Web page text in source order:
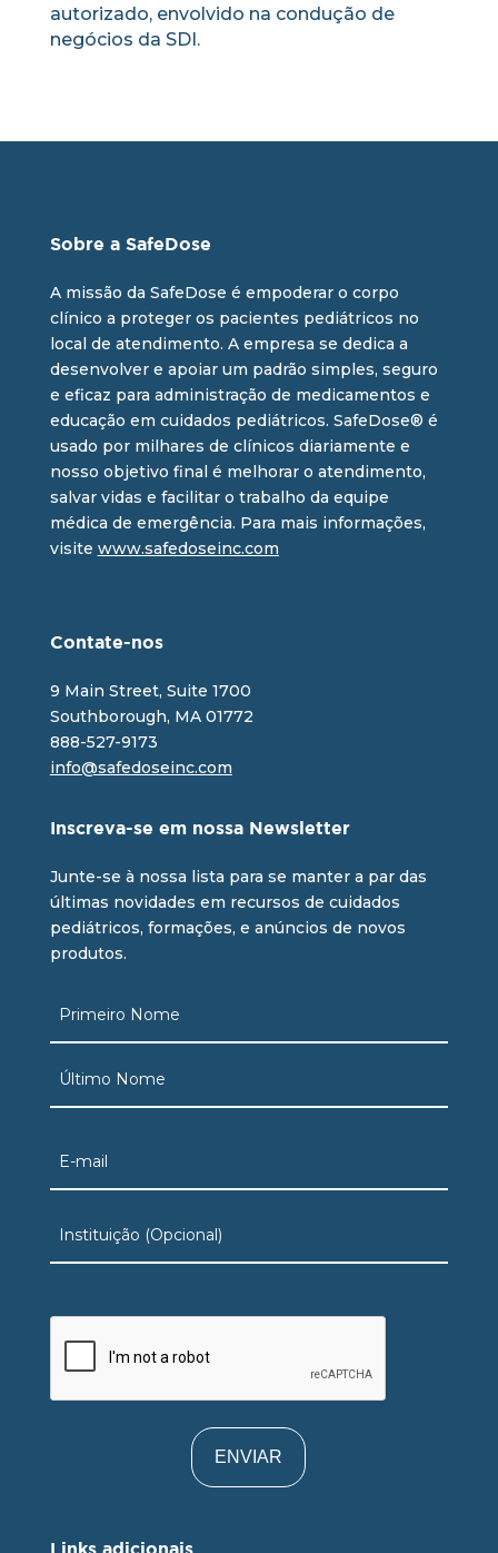
autorizado, envolvido na condução de
negócios da SDI.
Sobre a SafeDose
A missão da SafeDose é empoderar o corpo
clínico a proteger os pacientes pediátricos no
local de atendimento. A empresa se dedica a
desenvolver e apoiar um padrão simples, seguro
e eficaz para administração de medicamentos e
educação em cuidados pediátricos. SafeDose® é
usado por milhares de clínicos diariamente e
nosso objetivo final é melhorar o atendimento,
salvar vidas e facilitar o trabalho da equipe
médica de emergência. Para mais informações,
visite www.safedoseinc.com
Contate-nos
9 Main Street, Suite 1700
Southborough, MA 01772
888-527-9173
info@safedoseinc.com
Inscreva-se em nossa Newsletter
Junte-se à nossa lista para se manter a par das
últimas novidades em recursos de cuidados
pediátricos, formações, e anúncios de novos
produtos.
(obrigatório)
(obrigatório)
Links adicionais